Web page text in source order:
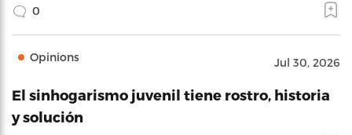
0
Opinions Jul 30, 2026
El sinhogarismo juvenil tiene rostro, historia
y solución